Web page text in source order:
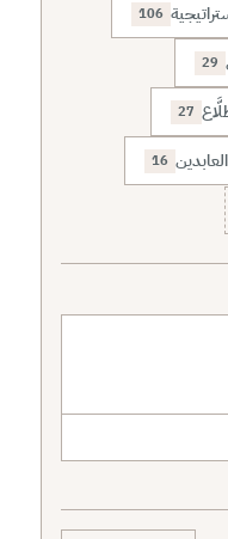
106
29
27
16